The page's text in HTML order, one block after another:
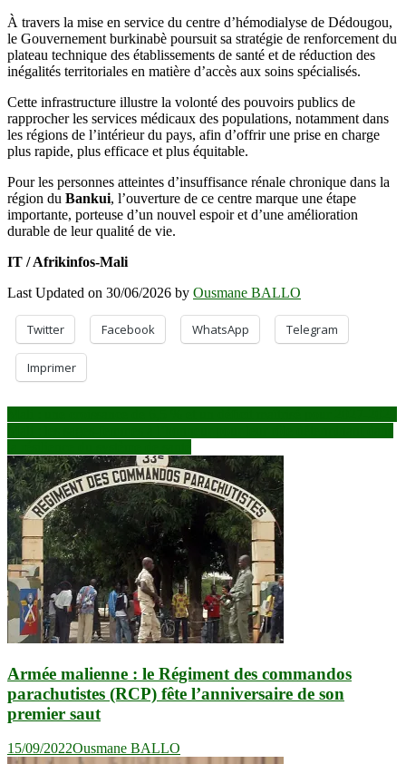
À travers la mise en service du centre d’hémodialyse de Dédougou,
le Gouvernement burkinabè poursuit sa stratégie de renforcement du
plateau technique des établissements de santé et de réduction des
inégalités territoriales en matière d’accès aux soins spécialisés.
Cette infrastructure illustre la volonté des pouvoirs publics de
rapprocher les services médicaux des populations, notamment dans
les régions de l’intérieur du pays, afin d’offrir une prise en charge
plus rapide, plus efficace et plus équitable.
Pour les personnes atteintes d’insuffisance rénale chronique dans la
région du Bankui, l’ouverture de ce centre marque une étape
importante, porteuse d’un nouvel espoir et d’une amélioration
durable de leur qualité de vie.
IT / Afrikinfos-Mali
Last Updated on 30/06/2026 by Ousmane BALLO
Twitter Facebook WhatsApp Telegram
Imprimer
Navigation
de
l’article
Armée malienne : le Régiment des commandos
parachutistes (RCP) fête l’anniversaire de son
premier saut
15/09/2022Ousmane BALLO